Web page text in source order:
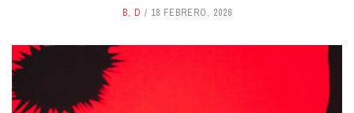
B, D 18 FEBRERO, 2026